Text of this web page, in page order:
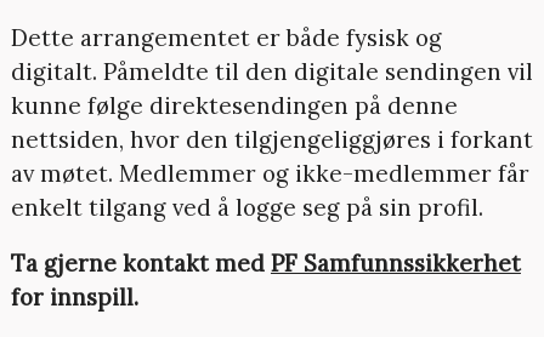
Dette arrangementet er både fysisk og
digitalt. Påmeldte til den digitale sendingen vil
kunne følge direktesendingen på denne
nettsiden, hvor den tilgjengeliggjøres i forkant
av møtet. Medlemmer og ikke-medlemmer får
enkelt tilgang ved å logge seg på sin profil.
Ta gjerne kontakt med PF Samfunnssikkerhet
for innspill.